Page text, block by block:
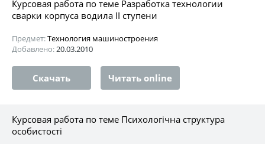
Курсовая работа по теме Разработка технологии
сварки корпуса водила II ступени
Предмет:Технология машиностроения
Добавлено:20.03.2010
Скачать Читать online
Курсовая работа по теме Психологічна структура
особистості